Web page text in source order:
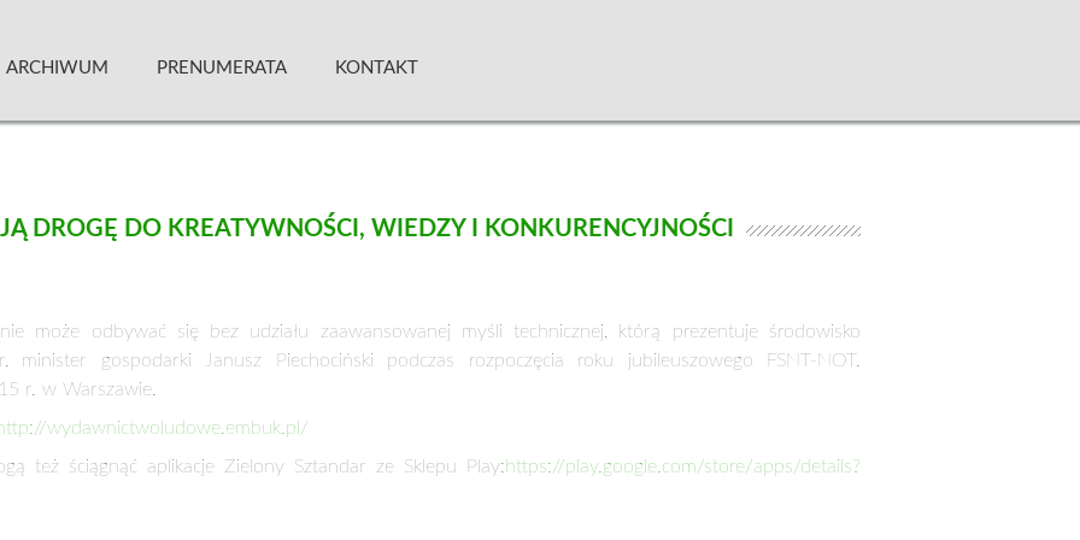
ARCHIWUM PRENUMERATA KONTAKT
DROGĘ DO KREATYWNOŚCI, WIEDZY I KONKURENCYJNOŚCI
może odbywać się bez udziału zaawansowanej myśli technicznej, którą prezentuje środowisko
minister gospodarki Janusz Piechociński podczas rozpoczęcia roku jubileuszowego FSNT-NOT.
r. w Warszawie.
wydawnictwoludowe. embuk.pl/
też ściągnąć aplikacje Zielony Sztandar ze Sklepu Play:https://play.google.com/store/apps/details?